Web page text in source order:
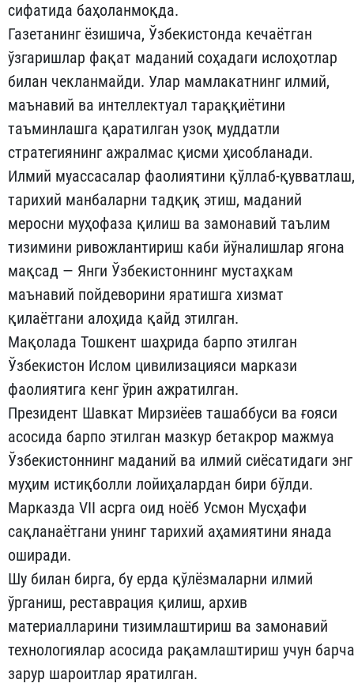
сифатида баҳоланмоқда.
Газетанинг ёзишича, Ўзбекистонда кечаётган
ўзгаришлар фақат маданий соҳадаги ислоҳотлар
билан чекланмайди. Улар мамлакатнинг илмий,
маънавий ва интеллектуал тараққиётини
таъминлашга қаратилган узоқ муддатли
стратегиянинг ажралмас қисми ҳисобланади.
Илмий муассасалар фаолиятини қўллаб-қувватлаш,
тарихий манбаларни тадқиқ этиш, маданий
меросни муҳофаза қилиш ва замонавий таълим
тизимини ривожлантириш каби йўналишлар ягона
мақсад — Янги Ўзбекистоннинг мустаҳкам
маънавий пойдеворини яратишга хизмат
қилаётгани алоҳида қайд этилган.
Мақолада Тошкент шаҳрида барпо этилган
Ўзбекистон Ислом цивилизацияси маркази
фаолиятига кенг ўрин ажратилган.
Президент Шавкат Мирзиёев ташаббуси ва ғояси
асосида барпо этилган мазкур бетакрор мажмуа
Ўзбекистоннинг маданий ва илмий сиёсатидаги энг
муҳим истиқболли лойиҳалардан бири бўлди.
Марказда VII асрга оид ноёб Усмон Мусҳафи
сақланаётгани унинг тарихий аҳамиятини янада
оширади.
Шу билан бирга, бу ерда қўлёзмаларни илмий
ўрганиш, реставрация қилиш, архив
материалларини тизимлаштириш ва замонавий
технологиялар асосида рақамлаштириш учун барча
зарур шароитлар яратилган.